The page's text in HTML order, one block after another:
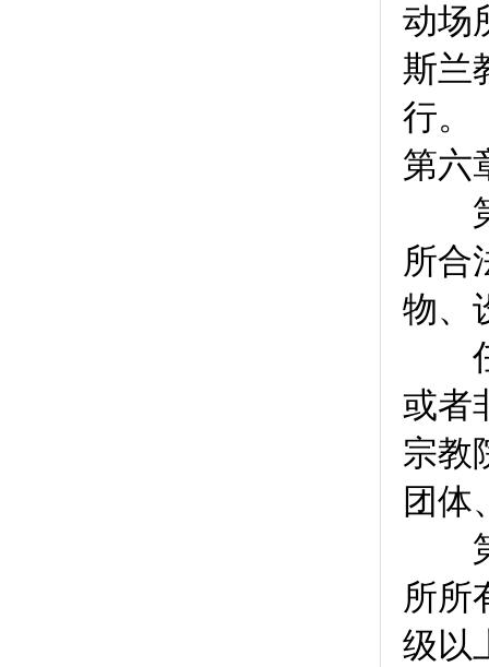
动场
斯兰
行。
第六
第
所合
物、
任
或者
宗教
团体
第
所所
级以